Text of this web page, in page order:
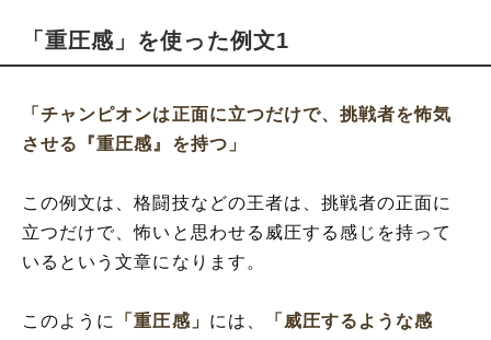
「重圧感」を使った例文1
「チャンピオンは正面に立つだけで、挑戦者を怖気
させる『重圧感』を持つ」
この例文は、格闘技などの王者は、挑戦者の正面に
立つだけで、怖いと思わせる威圧する感じを持って
いるという文章になります。
このように 「重圧感」 には、
「威圧するような感